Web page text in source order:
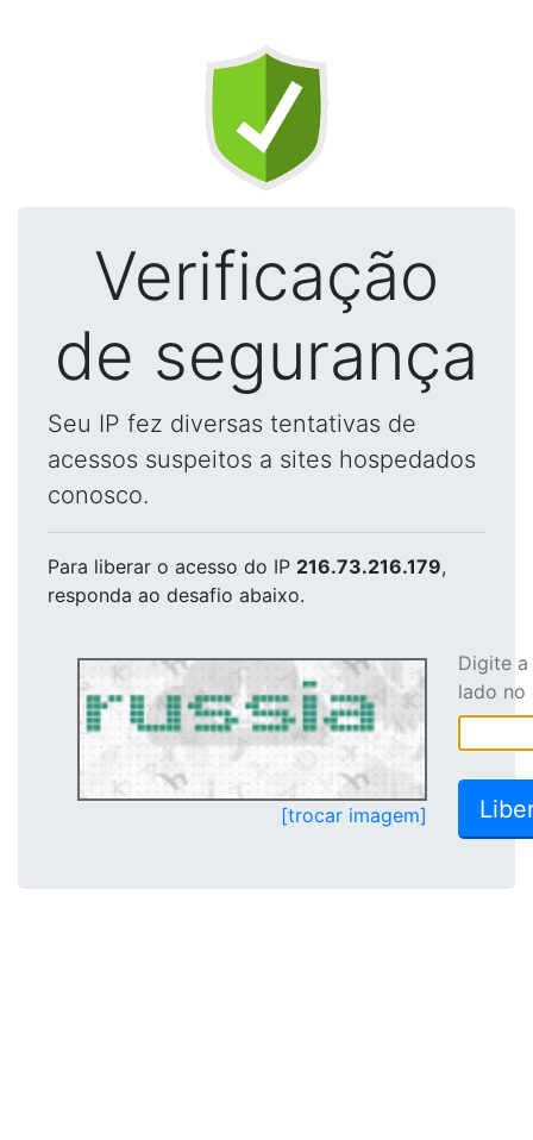
Verificação
de segurança
Seu IP fez diversas tentativas de
acessos suspeitos a sites hospedados
conosco.
Para liberar o acesso do IP 216.73.216.179,
responda ao desafio abaixo.
[trocar imagem]
Digite
lado no